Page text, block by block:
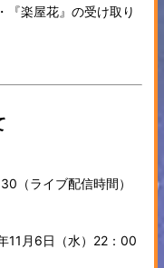
『楽屋花』の受け取り
（ライブ配信時間）
11月6日（水）22：00